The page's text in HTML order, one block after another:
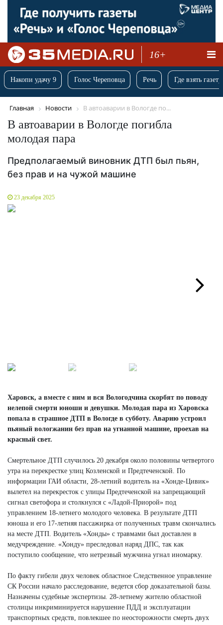
16+
Накопи удачу 9 Голос Череповца Речь Где взять
Главная Новости В автоаварии в Вологде по...
В автоаварии в Вологде погибла
молодая пара
Предполагаемый виновник ДТП был пьян,
без прав и на чужой машине
23 декабря 2025
Харовск, а вместе с ним и вся Вологодчина скорбят по поводу
нелепой смерти юноши и девушки. Молодая пара из Харовска
попала в страшное ДТП в Вологде в субботу. Аварию устроил
пьяный вологжанин без прав на угнанной машине, проехав на
красный свет.
Смертельное ДТП случилось 20 декабря около половины четвертого
утра на перекрестке улиц Козленской и Предтеченской. По
информации ГАИ области, 28-летний водитель на «Хонде-Цивик»
вылетел на перекресток с улицы Предтеченской на запрещающий
сигнал светофора и столкнулся с «Ладой-Приорой» под
управлением 18-летнего молодого человека. В результате ДТП
юноша и его 17-летняя пассажирка от полученных травм скончались
на месте ДТП. Водитель «Хонды» с травмами был доставлен в
медучреждение. «Хонду» преследовал наряд ДПС, так как
поступило сообщение, что нетрезвый мужчина угнал иномарку.
По факту гибели двух человек областное Следственное управление
СК России начало расследование, ведется сбор доказательной базы.
Назначены судебные экспертизы. 28-летнему жителю областной
столицы инкриминируется нарушение ПДД и эксплуатации
транспортных средств, повлекшее по неосторожности смерть двух